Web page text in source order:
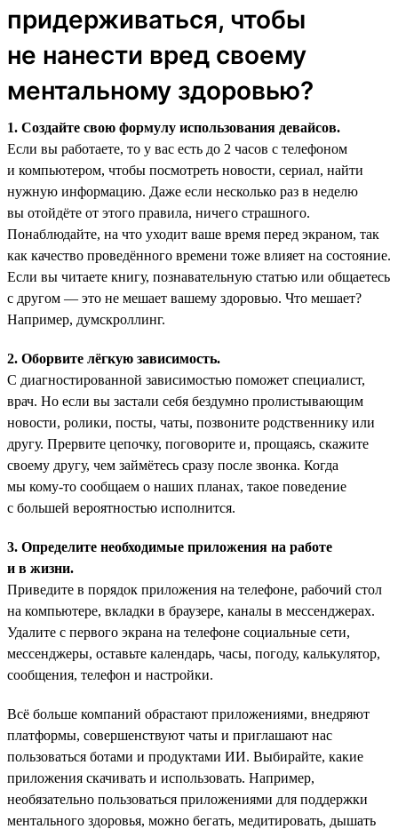
придерживаться, чтобы
не нанести вред своему
ментальному здоровью?
1. Создайте свою формулу использования девайсов.
Если вы работаете, то у вас есть до 2 часов с телефоном
и компьютером, чтобы посмотреть новости, сериал, найти
нужную информацию. Даже если несколько раз в неделю
вы отойдёте от этого правила, ничего страшного.
Понаблюдайте, на что уходит ваше время перед экраном, так
как качество проведённого времени тоже влияет на состояние.
Если вы читаете книгу, познавательную статью или общаетесь
с другом — это не мешает вашему здоровью. Что мешает?
Например, думскроллинг.
2. Оборвите лёгкую зависимость.
С диагностированной зависимостью поможет специалист,
врач. Но если вы застали себя бездумно пролистывающим
новости, ролики, посты, чаты, позвоните родственнику или
другу. Прервите цепочку, поговорите и, прощаясь, скажите
своему другу, чем займётесь сразу после звонка. Когда
мы кому-то сообщаем о наших планах, такое поведение
с большей вероятностью исполнится.
3. Определите необходимые приложения на работе
и в жизни.
Приведите в порядок приложения на телефоне, рабочий стол
на компьютере, вкладки в браузере, каналы в мессенджерах.
Удалите с первого экрана на телефоне социальные сети,
мессенджеры, оставьте календарь, часы, погоду, калькулятор,
сообщения, телефон и настройки.
Всё больше компаний обрастают приложениями, внедряют
платформы, совершенствуют чаты и приглашают нас
пользоваться ботами и продуктами ИИ. Выбирайте, какие
приложения скачивать и использовать. Например,
необязательно пользоваться приложениями для поддержки
ментального здоровья, можно бегать, медитировать, дышать